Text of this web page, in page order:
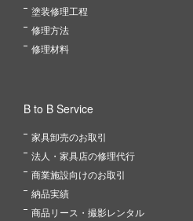
塗装修理工程
修理方法
修理材料
B to B Service
家具卸売のお取引
法人・家具店の修理代行
商業施設向けのお取引
納品実績
商品リース・撮影レンタル